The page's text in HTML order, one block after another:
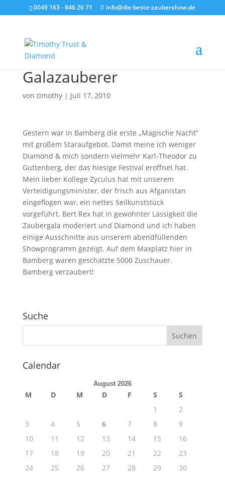
0049 163 - 846 26 71 info@die-beste-zaubershow.de
Galazauberer
von timothy| Juli 17, 2010
Gestern war in Bamberg die erste „Magische Nacht“
mit großem Staraufgebot. Damit meine ich weniger
Diamond & mich sondern vielmehr Karl-Theodor zu
Guttenberg, der das hiesige Festival eröffnet hat.
Mein lieber Kollege Zyculus hat mit unserem
Verteidigungsminister, der frisch aus Afganistan
eingeflogen war, ein nettes Seilkunststück
vorgeführt. Bert Rex hat in gewohnter Lässigkeit die
Zaubergala moderiert und Diamond und ich haben
einige Ausschnitte aus unserem abendfüllenden
Showprogramm gezeigt. Auf dem Maxplatz hier in
Bamberg waren geschätzte 5000 Zuschauer.
Bamberg verzaubert!
Suche
Calendar
August 2026
M D M D F S
S
1
2
3
4 5 6 7 8
9
10
11 12 13 14 15
16
17
18 19 20 21 22
23
24
25 26 27 28 29
30